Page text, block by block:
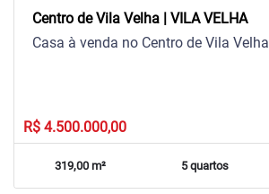
Centro de Vila Velha | VILA VELHA
Casa à venda no Centro de Vila Velha
R$ 4.500.000,00
319,00 m² 5 quartos